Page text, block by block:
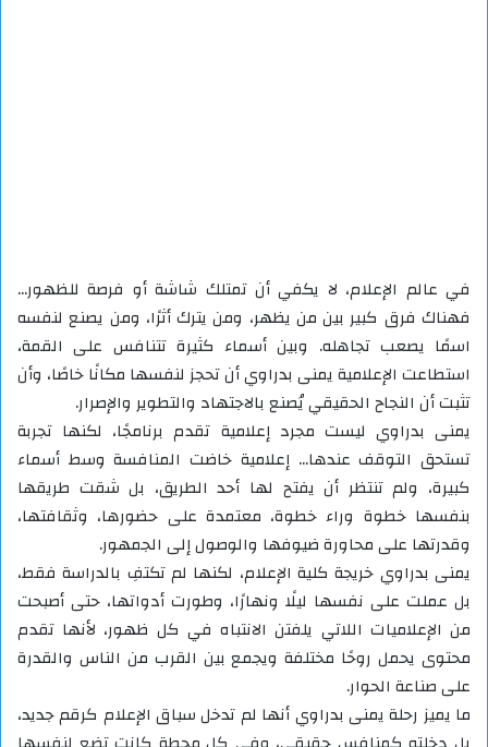
في عالم الإعلام، لا يكفي أن تمتلك شاشة أو فرصة للظهور…
فهناك فرق كبير بين من يظهر، ومن يترك أثرًا، ومن يصنع لنفسه
اسمًا يصعب تجاهله. وبين أسماء كثيرة تتنافس على القمة،
استطاعت الإعلامية يمنى بدراوي أن تحجز لنفسها مكانًا خاصًا، وأن
تثبت أن النجاح الحقيقي يُصنع بالاجتهاد والتطوير والإصرار.
يمنى بدراوي ليست مجرد إعلامية تقدم برنامجًا، لكنها تجربة
تستحق التوقف عندها… إعلامية خاضت المنافسة وسط أسماء
كبيرة، ولم تنتظر أن يفتح لها أحد الطريق، بل شقت طريقها
بنفسها خطوة وراء خطوة، معتمدة على حضورها، وثقافتها،
وقدرتها على محاورة ضيوفها والوصول إلى الجمهور.
يمنى بدراوي خريجة كلية الإعلام، لكنها لم تكتفِ بالدراسة فقط،
بل عملت على نفسها ليلًا ونهارًا، وطورت أدواتها، حتى أصبحت
من الإعلاميات اللاتي يلفتن الانتباه في كل ظهور، لأنها تقدم
محتوى يحمل روحًا مختلفة ويجمع بين القرب من الناس والقدرة
على صناعة الحوار.
ما يميز رحلة يمنى بدراوي أنها لم تدخل سباق الإعلام كرقم جديد،